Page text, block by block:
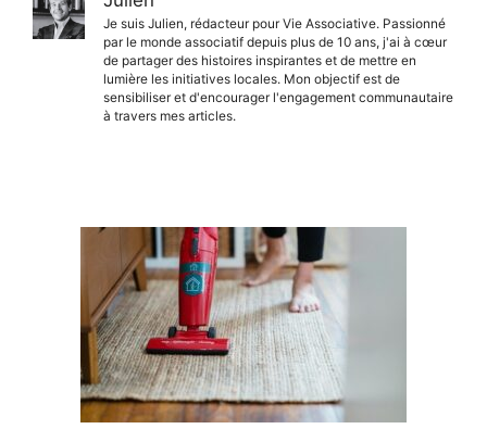
Je suis Julien, rédacteur pour Vie Associative. Passionné
par le monde associatif depuis plus de 10 ans, j'ai à cœur
de partager des histoires inspirantes et de mettre en
lumière les initiatives locales. Mon objectif est de
sensibiliser et d'encourager l'engagement communautaire
à travers mes articles.